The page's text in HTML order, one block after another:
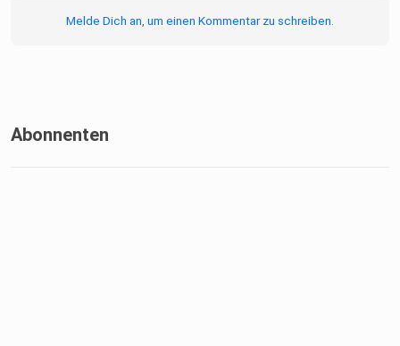
Melde Dich an, um einen Kommentar zu schreiben.
Abonnenten